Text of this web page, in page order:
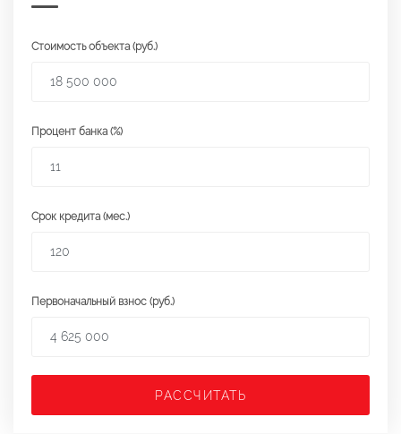
Стоимость объекта (руб.)
Процент банка (%)
Срок кредита (мес.)
Первоначальный взнос (руб.)
РАССЧИТАТЬ